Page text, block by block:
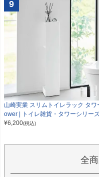
9
山崎実業 スリムトイレラック タワ
ower | トイレ雑貨・タワーシリー
¥6,200(税込)
全